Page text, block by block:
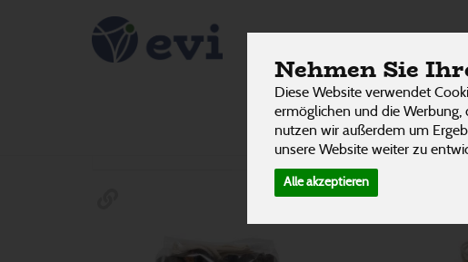
Nehmen Sie
Diese Website verwendet
ermöglichen und die Werbung,
nutzen wir außerdem um
unsere Website weiter zu
Alle akzeptieren
Wasch
Allergene